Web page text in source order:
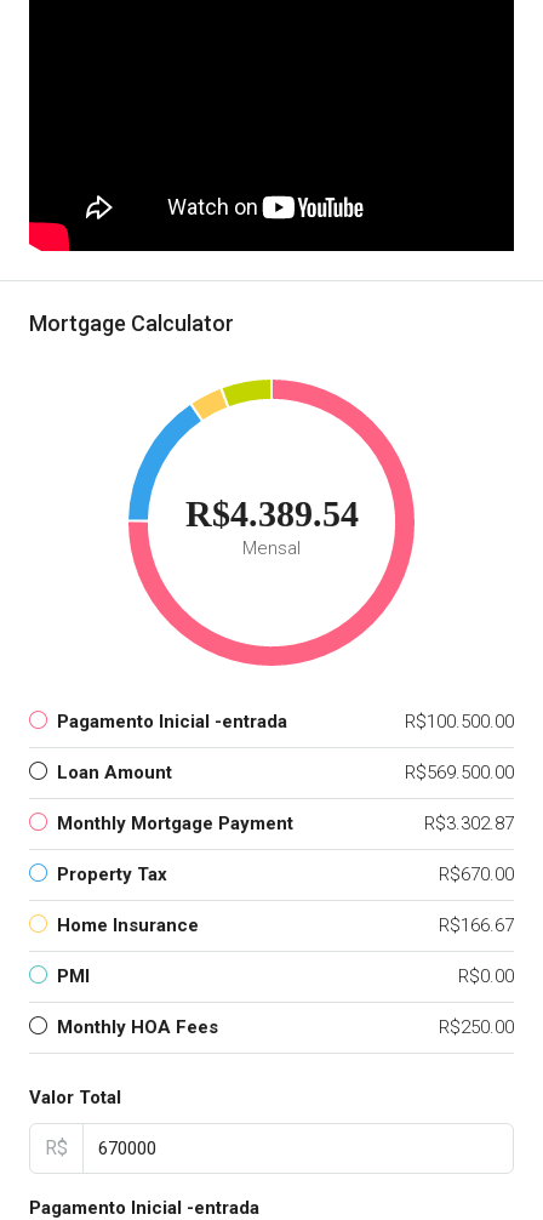
Mortgage Calculator
R$4.389.54
Mensal
Pagamento Inicial -entrada R$100.500.00
Loan Amount R$569.500.00
Monthly Mortgage Payment R$3.302.87
Property Tax R$670.00
Home Insurance R$166.67
PMI R$0.00
Monthly HOA Fees R$250.00
Valor Total
R$
Pagamento Inicial -entrada